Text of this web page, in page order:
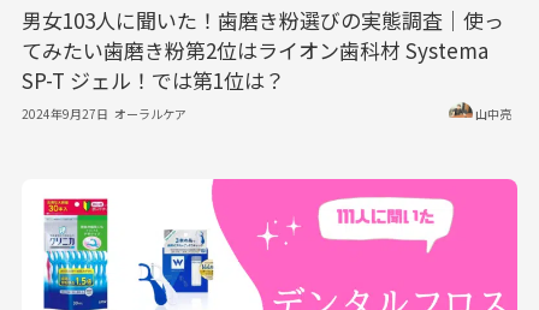
男女103人に聞いた！歯磨き粉選びの実態調査｜使っ
てみたい歯磨き粉第2位はライオン歯科材 Systema
SP-T ジェル！では第1位は？
2024年9月27日 オーラルケア 山中亮